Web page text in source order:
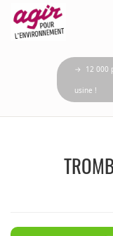
→ 12 000
usine !